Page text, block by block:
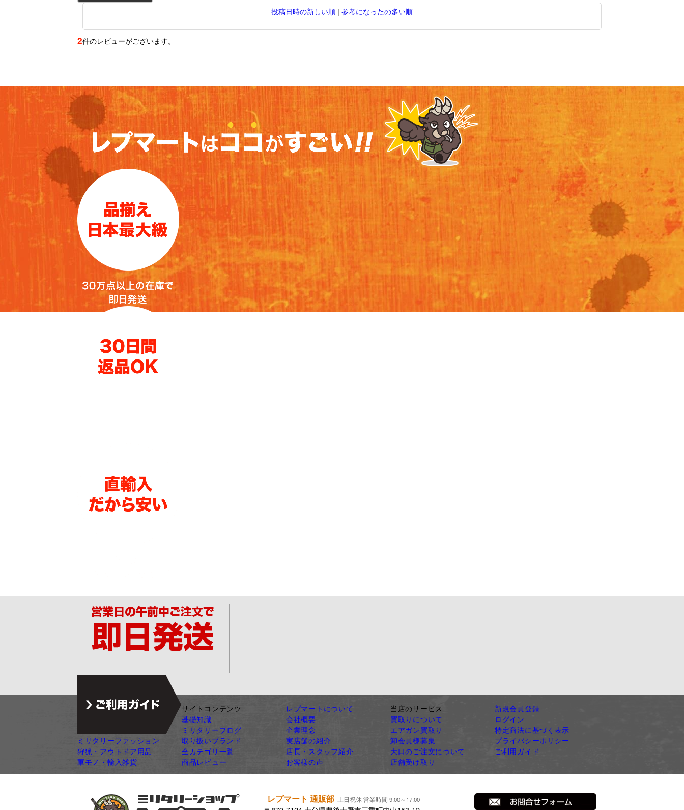
投稿日時の新しい順 | 参考になったの多い順
2件のレビューがございます。
ジャンル別カテゴリ
ミリタリーファッション
狩猟・アウトドア用品
軍モノ・輸入雑貨
サイトコンテンツ
基礎知識
ミリタリーブログ
取り扱いブランド
全カテゴリ一覧
商品レビュー
レプマートについて
会社概要
企業理念
実店舗の紹介
店長・スタッフ紹介
お客様の声
当店のサービス
買取りについて
エアガン買取り
卸会員様募集
大口のご注文について
店舗受け取り
新規会員登録
ログイン
特定商法に基づく表示
プライバシーポリシー
ご利用ガイド
レプマート 通販部 土日祝休 営業時間 9:00～17:00